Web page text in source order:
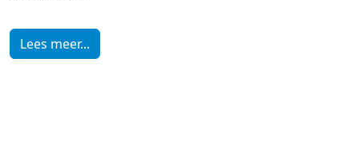
Lees meer...